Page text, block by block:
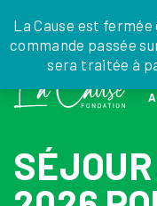
to
the
La Cause est fermée
commande passée
sera traitée à
JE DONNE JE PARRAINE